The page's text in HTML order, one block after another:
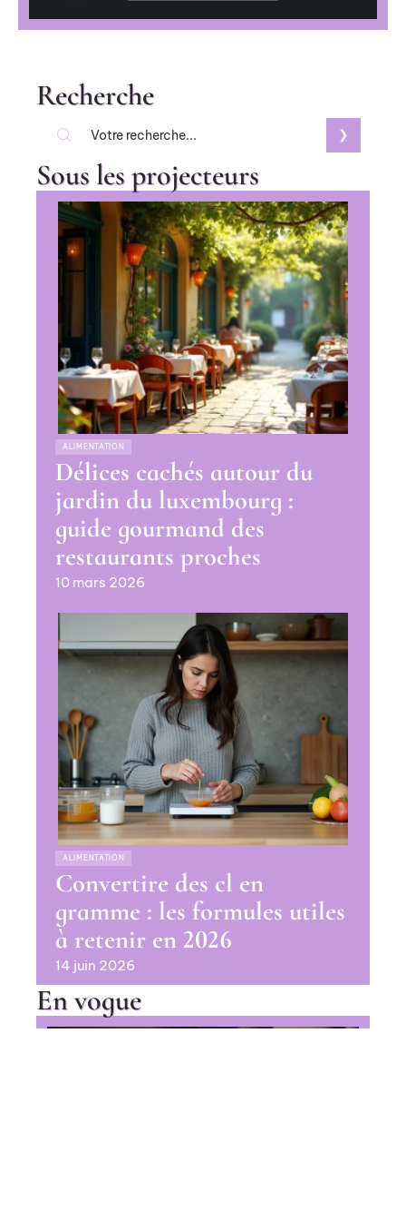
Recherche
Sous les projecteurs
ALIMENTATION
Délices cachés autour du
jardin du luxembourg :
guide gourmand des
restaurants proches
10 mars 2026
ALIMENTATION
Convertire des cl en
gramme : les formules utiles
à retenir en 2026
14 juin 2026
En vogue